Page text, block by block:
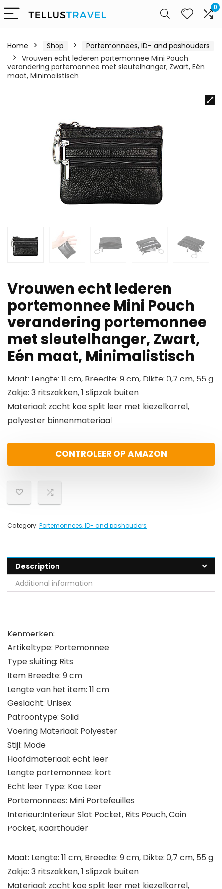
0
Home Shop
Portemonnees, ID- and pashouders
Vrouwen echt lederen portemonnee Mini Pouch
verandering portemonnee met sleutelhanger, Zwart, Eén
maat, Minimalistisch
Vrouwen echt lederen
portemonnee Mini Pouch
verandering portemonnee
met sleutelhanger, Zwart,
Eén maat, Minimalistisch
Maat: Lengte: 11 cm, Breedte: 9 cm, Dikte: 0,7 cm, 55 g
Zakje: 3 ritszakken, 1 slipzak buiten
Materiaal: zacht koe split leer met kiezelkorrel,
polyester binnenmateriaal
CONTROLEER OP AMAZON
Category: Portemonnees, ID- and pashouders
Description
Additional information
Kenmerken:
Artikeltype: Portemonnee
Type sluiting: Rits
Item Breedte: 9 cm
Lengte van het item: 11 cm
Geslacht: Unisex
Patroontype: Solid
Voering Materiaal: Polyester
Stijl: Mode
Hoofdmateriaal: echt leer
Lengte portemonnee: kort
Echt leer Type: Koe Leer
Portemonnees: Mini Portefeuilles
Interieur:Interieur Slot Pocket, Rits Pouch, Coin
Pocket, Kaarthouder
Maat: Lengte: 11 cm, Breedte: 9 cm, Dikte: 0,7 cm, 55 g
Zakje: 3 ritszakken, 1 slipzak buiten
Materiaal: zacht koe split leer met kiezelkorrel,